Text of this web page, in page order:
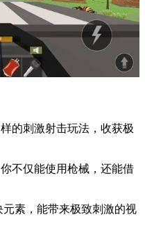
的刺激射击玩法，收获极
不仅能使用枪械，还能借
素，能带来极致刺激的视